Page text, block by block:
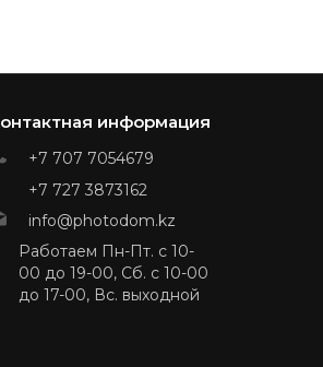
информация
+7 707 7054679
+7 727 3873162
info@photodom.kz
Работаем Пн-Пт. с 10-
00 до 19-00, Сб. с 10-00
до 17-00, Вс. выходной